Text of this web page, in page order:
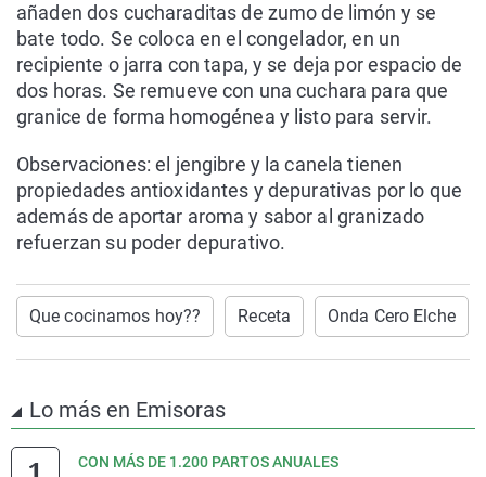
añaden dos cucharaditas de zumo de limón y se
bate todo. Se coloca en el congelador, en un
recipiente o jarra con tapa, y se deja por espacio de
dos horas. Se remueve con una cuchara para que
granice de forma homogénea y listo para servir.
Observaciones: el jengibre y la canela tienen
propiedades antioxidantes y depurativas por lo que
además de aportar aroma y sabor al granizado
refuerzan su poder depurativo.
Que cocinamos hoy?? Receta Onda Cero Elche
Lo más en Emisoras
CON MÁS DE 1.200 PARTOS ANUALES